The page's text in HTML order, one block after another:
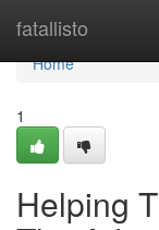
fatallisto
Home
Home
1
Helping